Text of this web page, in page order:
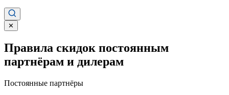
✕
Правила скидок постоянным
партнёрам и дилерам
Постоянные партнёры